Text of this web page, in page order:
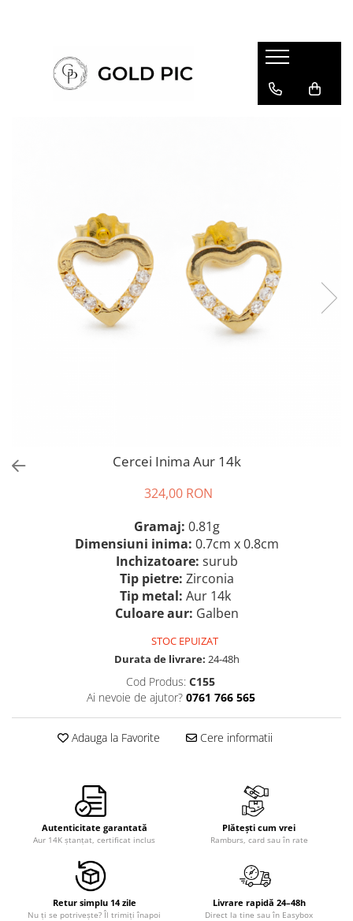
Cercei Inima Aur 14k
324,00 RON
Gramaj: 0.81g
Dimensiuni inima: 0.7cm x 0.8cm
Inchizatoare: surub
Tip pietre: Zirconia
Tip metal: Aur 14k
Culoare aur: Galben
STOC EPUIZAT
Durata de livrare: 24-48h
Cod Produs: C155
Ai nevoie de ajutor? 0761 766 565
Adauga la Favorite Cere informatii
Autenticitate garantată
Aur 14K ștanțat, certificat inclus
Plătești cum vrei
Ramburs, card sau în rate
Retur simplu 14 zile
Nu ți se potrivește? Îl trimiți înapoi
Livrare rapidă 24–48h
Direct la tine sau în Easybox